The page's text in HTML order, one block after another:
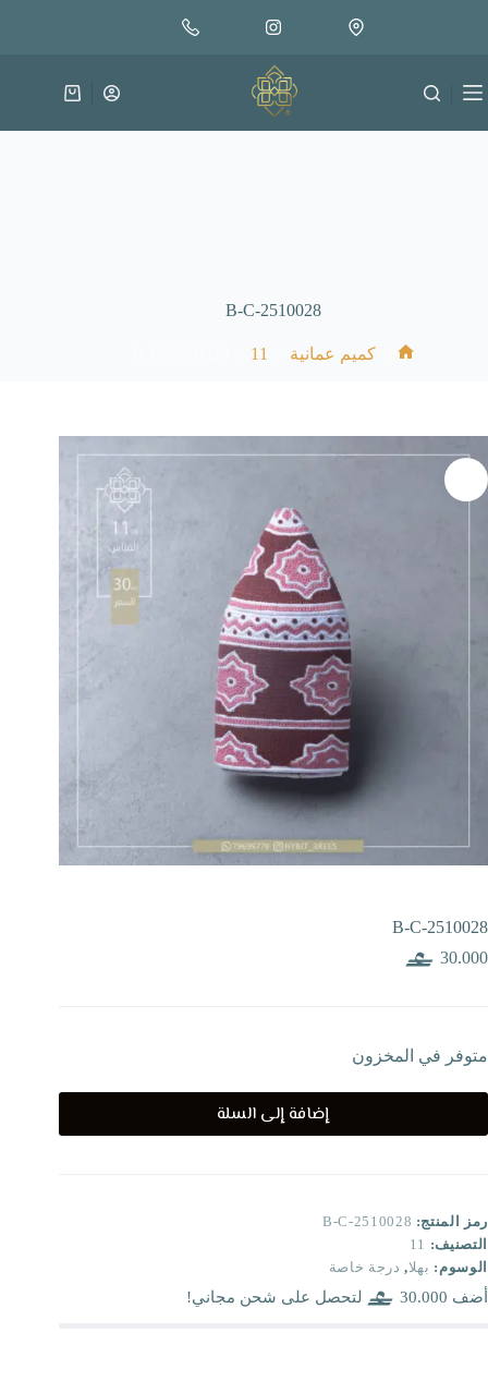
متوفر في المخزون
إضافة إلى السلة
عربة
B-C-2510028
كميم عمانية 11
B-C-2510028
30.000
متوفر في المخزون
إضافة إلى السلة
رمز المنتج: B-C-2510028
التصنيف: 11
الوسوم: بهلا, درجة خاصة
أضف 30.000 لتحصل على شحن مجاني!